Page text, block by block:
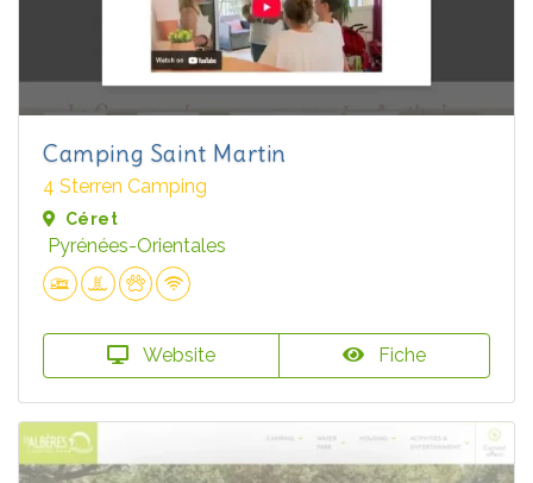
Camping Saint Martin
4 Sterren Camping
Céret
Pyrénées-Orientales
Website Fiche